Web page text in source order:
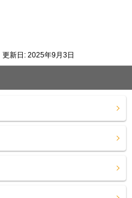
更新日: 2025年9月3日